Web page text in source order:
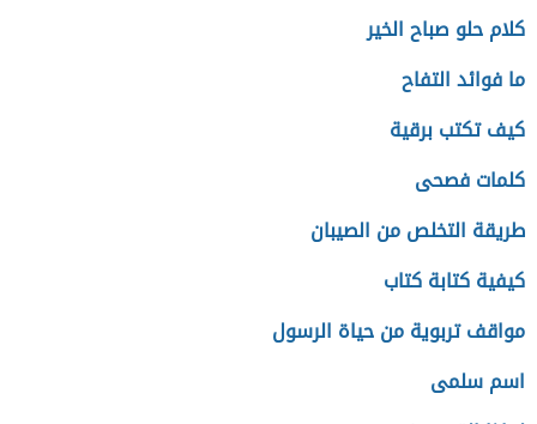
كلام حلو صباح الخير
ما فوائد التفاح
كيف تكتب برقية
كلمات فصحى
طريقة التخلص من الصيبان
كيفية كتابة كتاب
مواقف تربوية من حياة الرسول
اسم سلمى